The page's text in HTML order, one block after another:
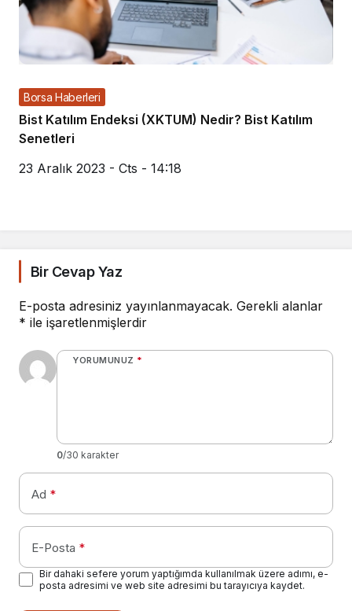
Borsa Haberleri
Bist Katılım Endeksi (XKTUM) Nedir? Bist Katılım
Senetleri
23 Aralık 2023 - Cts - 14:18
Bir Cevap Yaz
E-posta adresiniz yayınlanmayacak. Gerekli alanlar
* ile işaretlenmişlerdir
YORUMUNUZ *
0/30 karakter
Ad *
E-Posta *
Bir dahaki sefere yorum yaptığımda kullanılmak üzere adımı, e-
posta adresimi ve web site adresimi bu tarayıcıya kaydet.